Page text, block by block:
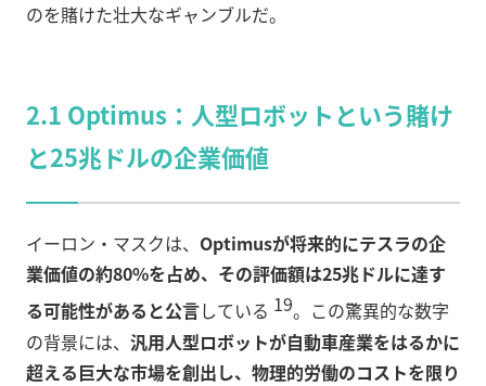
のを賭けた壮大なギャンブルだ。
2.1 Optimus：人型ロボットという賭け
と25兆ドルの企業価値
イーロン・マスクは、 Optimusが将来的にテスラの企
業価値の約80%を占め、その評価額は25兆ドルに達す
る可能性があると公言している 19。この驚異的な数字
の背景には、 汎用人型ロボットが自動車産業をはるかに
超える巨大な市場を創出し、物理的労働のコストを限り